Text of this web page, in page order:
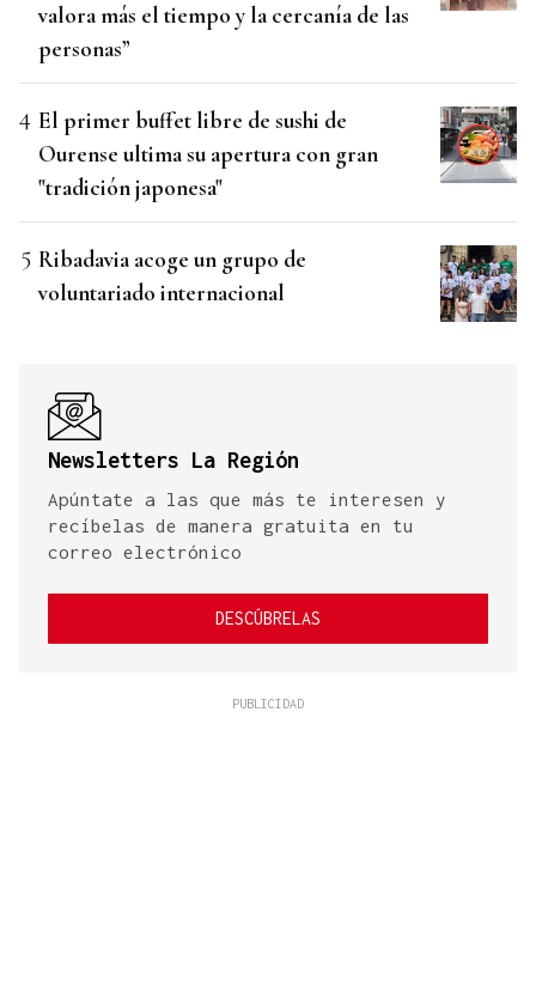
valora más el tiempo y la cercanía de las
personas”
El primer buffet libre de sushi de
Ourense ultima su apertura con gran
"tradición japonesa"
Ribadavia acoge un grupo de
voluntariado internacional
Newsletters La Región
Apúntate a las que más te interesen y
recíbelas de manera gratuita en tu
correo electrónico
DESCÚBRELAS